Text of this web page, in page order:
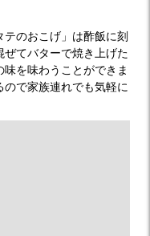
のおこげ」は酢飯に刻
ぜてバターで焼き上げた
を味わうことができま
で家族連れでも気軽に